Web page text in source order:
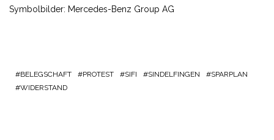
Symbolbilder: Mercedes-Benz Group AG
BELEGSCHAFT PROTEST SIFI SINDELFINGEN
SPARPLAN
WIDERSTAND